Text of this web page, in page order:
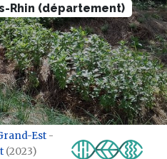
Rhin (département)
Est -
(2023)